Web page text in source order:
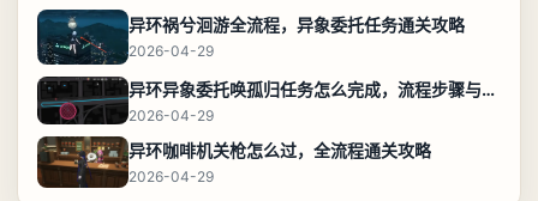
异环祸兮洄游全流程，异象委托任务通关攻略
2026-04-29
异环异象委托唤孤归任务怎么完成，流程步骤与位置攻略
2026-04-29
异环咖啡机关枪怎么过，全流程通关攻略
2026-04-29